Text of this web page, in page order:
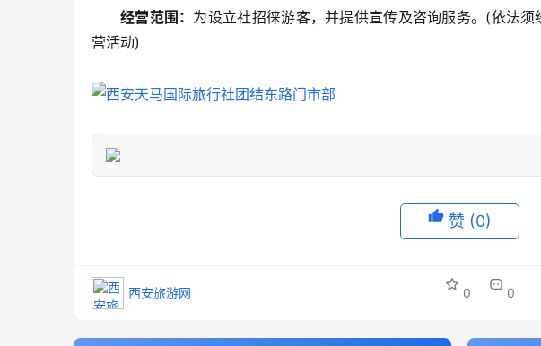
经营范围： 为设立社招徕游客，并提供宣传及咨询服务。(依法
营活动)
赞 (0)
西安旅游网 0 0